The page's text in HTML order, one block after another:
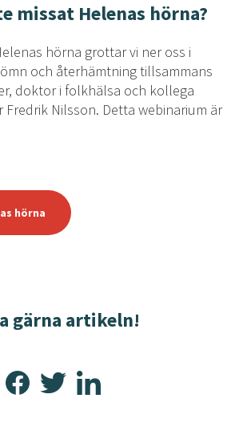
missat Helenas hörna?
hörna grottar vi ner oss i
och återhämtning tillsammans
doktor i folkhälsa och kollega
Fredrik Nilsson. Detta webinarium är
hörna
gärna artikeln!